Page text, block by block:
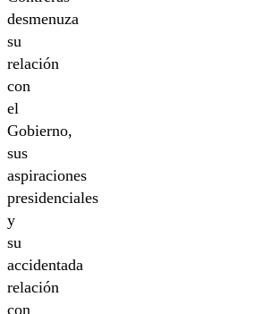
desmenuza
su
relación
con
el
Gobierno,
sus
aspiraciones
presidenciales
y
su
accidentada
relación
con